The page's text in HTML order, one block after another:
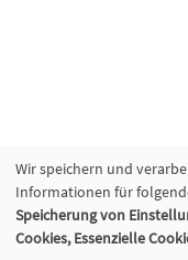
Wir speichern und
Informationen für
Speicherung von
Cookies, Essenzielle